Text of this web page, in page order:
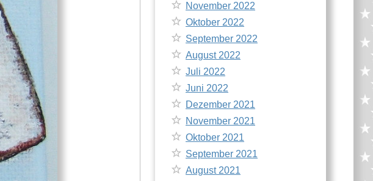
November 2022
Oktober 2022
September 2022
August 2022
Juli 2022
Juni 2022
Dezember 2021
November 2021
Oktober 2021
September 2021
August 2021